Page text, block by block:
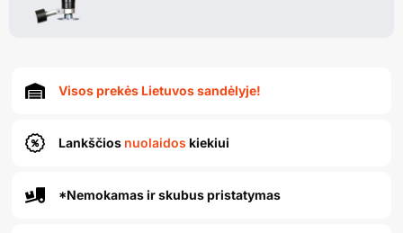
Visos prekės Lietuvos sandėlyje!
Lankščios nuolaidos kiekiui
*Nemokamas ir skubus pristatymas